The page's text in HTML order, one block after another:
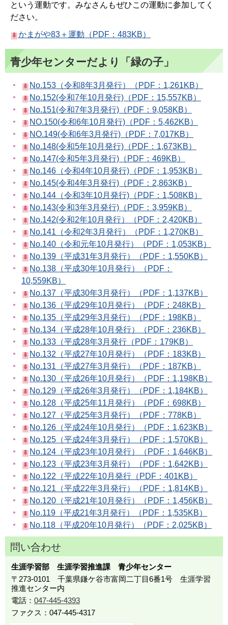
という運動です。みなさんもぜひこの運動に参加してく
ださい。
かまがや83＋運動（PDF：483KB）
青少年センターだより「緑の子」
No.153（令和8年3月発行）（PDF：1,261KB）
No.152(令和7年10月発行)（PDF：15,557KB）
No.151(令和7年3月発行)（PDF：9,058KB）
NO.150(令和6年10月発行)（PDF：5,462KB）
NO.149(令和6年3月発行)（PDF：7,017KB）
No.148(令和5年10月発行)（PDF：1,673KB）
No.147(令和5年3月発行)（PDF：469KB）
No.146（令和4年10月発行)（PDF：1,953KB）
No.145(令和4年3月発行)（PDF：2,863KB）
No.144（令和3年10月発行)（PDF：1,508KB）
No.143(令和3年3月発行)（PDF：3,959KB）
No.142(令和2年10月発行）（PDF：2,420KB）
No.141（令和2年3月発行）（PDF：1,270KB）
No.140（令和元年10月発行）（PDF：1,053KB）
No.139（平成31年3月発行）（PDF：1,550KB）
No.138（平成30年10月発行）（PDF：
10,559KB）
No.137（平成30年3月発行）（PDF：1,137KB）
No.136（平成29年10月発行）（PDF：248KB）
No.135（平成29年3月発行）（PDF：198KB）
No.134（平成28年10月発行）（PDF：236KB）
No.133（平成28年3月発行（PDF：179KB）
No.132（平成27年10月発行）（PDF：183KB）
No.131（平成27年3月発行）（PDF：187KB）
No.130（平成26年10月発行）（PDF：1,198KB）
No.129（平成26年3月発行）（PDF：1,184KB）
No.128（平成25年11月発行）（PDF：698KB）
No.127（平成25年3月発行）（PDF：778KB）
No.126（平成24年10月発行）（PDF：1,623KB）
No.125（平成24年3月発行）（PDF：1,570KB）
No.124（平成23年10月発行）（PDF：1,646KB）
No.123（平成23年3月発行）（PDF：1,642KB）
No.122（平成22年10月発行（PDF：401KB）
No.121（平成22年3月発行）（PDF：1,814KB）
No.120（平成21年10月発行）（PDF：1,456KB）
No.119（平成21年3月発行）（PDF：1,535KB）
No.118（平成20年10月発行）（PDF：2,025KB）
問い合わせ
生涯学習部 生涯学習推進課 青少年センター
〒273-0101 千葉県鎌ケ谷市富岡二丁目6番1号 生涯学習
推進センター内
電話： 047-445-4393
ファクス：047-445-4317